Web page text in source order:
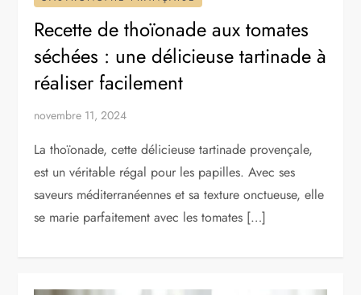
Recette de thoïonade aux tomates
séchées : une délicieuse tartinade à
réaliser facilement
novembre 11, 2024
La thoïonade, cette délicieuse tartinade provençale,
est un véritable régal pour les papilles. Avec ses
saveurs méditerranéennes et sa texture onctueuse, elle
se marie parfaitement avec les tomates […]